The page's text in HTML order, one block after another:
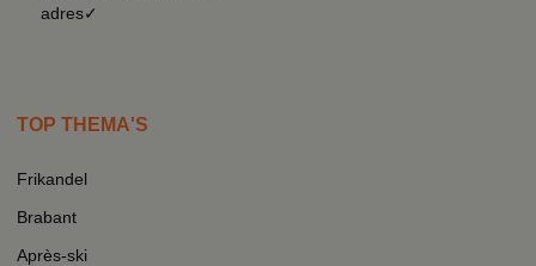
adres✓
TOP THEMA'S
Frikandel
Brabant
Après-ski